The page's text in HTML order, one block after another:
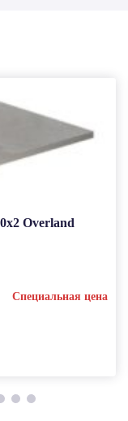
Overland
Специальная цена